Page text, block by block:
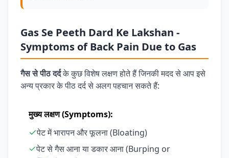
Gas Se Peeth Dard Ke Lakshan -
Symptoms of Back Pain Due to Gas
गैस से पीठ दर्दके कुछ विशेष लक्षण होते हैं जिनकी मदद से आप इसे
अन्य प्रकार के पीठ दर्द से अलग पहचान सकते हैं:
मुख्य लक्षण (Symptoms):
पेट में भारापन और फूलना (Bloating)
पेट से गैस आना या डकार आना (Burping or